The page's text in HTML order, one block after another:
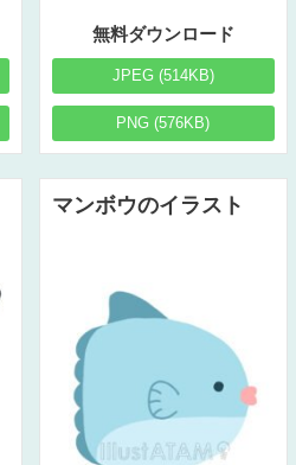
無料ダウンロード
JPEG (514KB)
PNG (576KB)
マンボウのイラスト